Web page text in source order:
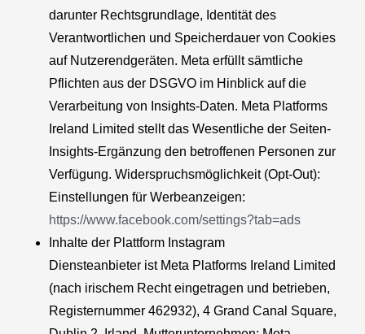
darunter Rechtsgrundlage, Identität des
Verantwortlichen und Speicherdauer von Cookies
auf Nutzerendgeräten. Meta erfüllt sämtliche
Pflichten aus der DSGVO im Hinblick auf die
Verarbeitung von Insights-Daten. Meta Platforms
Ireland Limited stellt das Wesentliche der Seiten-
Insights-Ergänzung den betroffenen Personen zur
Verfügung. Widerspruchsmöglichkeit (Opt-Out):
Einstellungen für Werbeanzeigen:
https://www.facebook.com/settings?tab=ads
Inhalte der Plattform Instagram
Diensteanbieter ist Meta Platforms Ireland Limited
(nach irischem Recht eingetragen und betrieben,
Registernummer 462932), 4 Grand Canal Square,